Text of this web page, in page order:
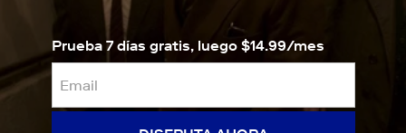
Prueba 7 días gratis, luego $14.99/mes